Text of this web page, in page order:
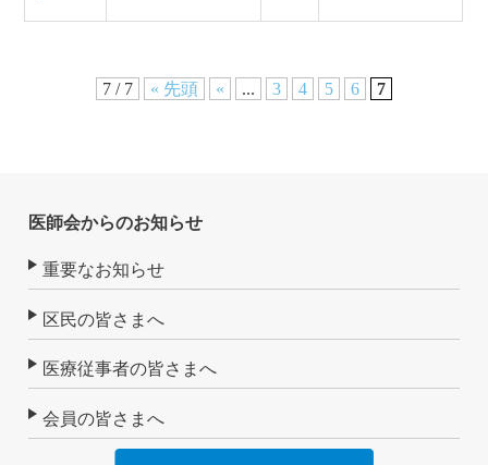
7 / 7 « 先頭 « ... 3 4 5 6 7
医師会からのお知らせ
重要なお知らせ
区民の皆さまへ
医療従事者の皆さまへ
会員の皆さまへ